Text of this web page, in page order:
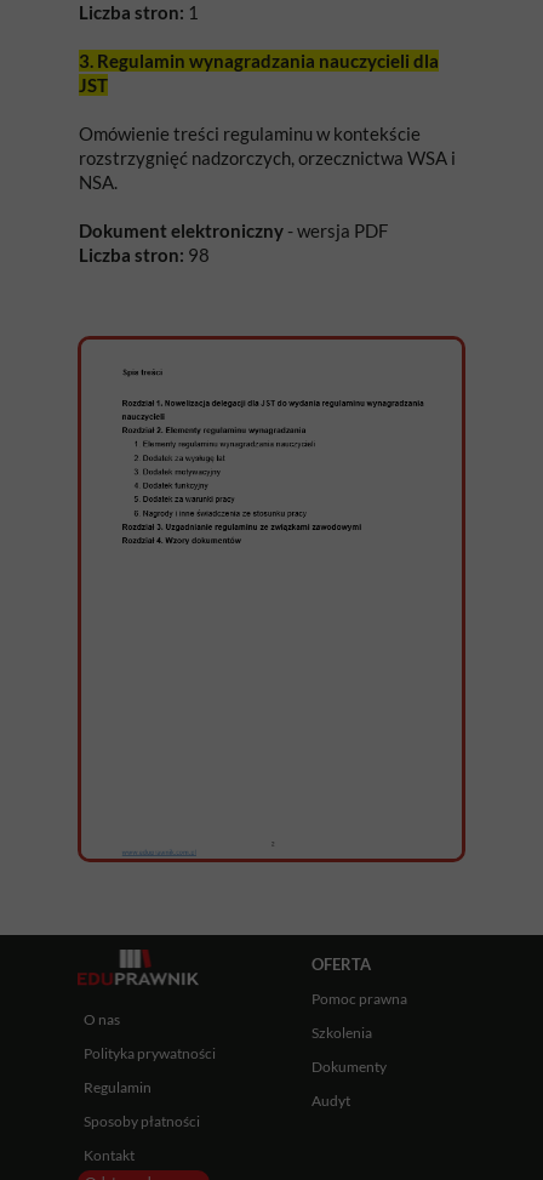
Liczba stron: 1
3. Regulamin wynagradzania nauczycieli dla
JST
Omówienie treści regulaminu w kontekście
rozstrzygnięć nadzorczych, orzecznictwa WSA i
NSA.
Dokument elektroniczny - wersja PDF
Liczba stron: 98
O nas
Polityka prywatności
Regulamin
Sposoby płatności
Kontakt
OFERTA
Pomoc prawna
Szkolenia
Dokumenty
Audyt